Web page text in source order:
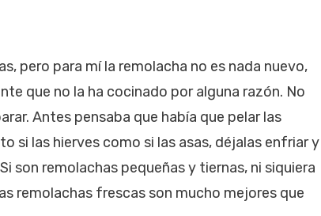
pero para mí la remolacha no es nada nuevo,
que no la ha cocinado por alguna razón. No
Antes pensaba que había que pelar las
si las hierves como si las asas, déjalas enfriar y
son remolachas pequeñas y tiernas, ni siquiera
remolachas frescas son mucho mejores que